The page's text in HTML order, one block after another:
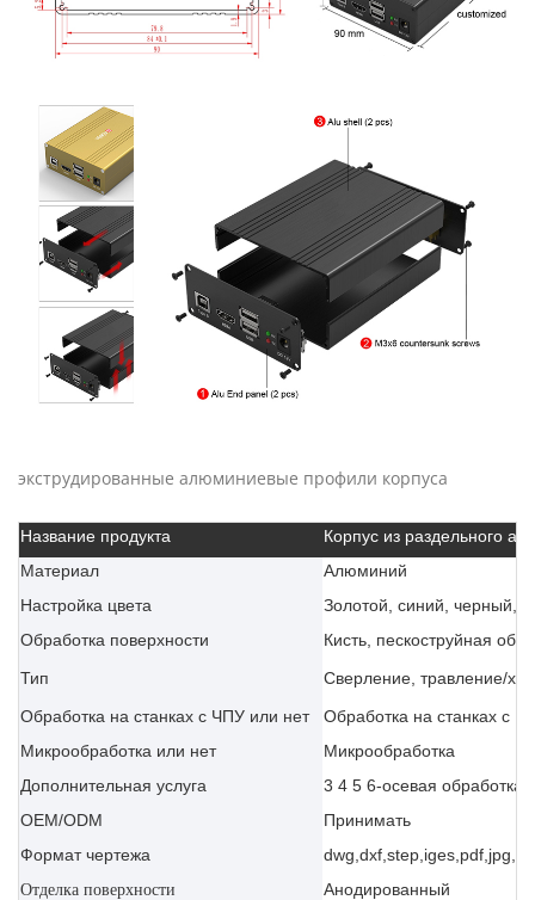
экструдированные алюминиевые профили корпуса
Название продукта
Корпус из раздельного
Материал
Алюминий
Настройка цвета
Золотой, синий, черный,
Обработка поверхности
Кисть, пескоструйная
Тип
Сверление, травление/
Обработка на станках с ЧПУ или нет
Обработка на станках с
Микрообработка или нет
Микрообработка
Дополнительная услуга
3 4 5 6-осевая обработка
OEM/ODM
Принимать
Формат чертежа
Отделка поверхности Анодированный